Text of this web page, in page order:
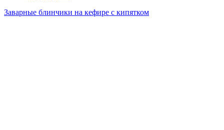
Заварные блинчики на кефире с кипятком